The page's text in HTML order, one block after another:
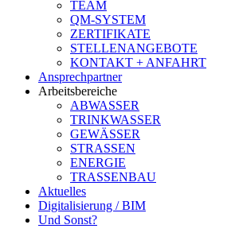
TEAM
QM-SYSTEM
ZERTIFIKATE
STELLENANGEBOTE
KONTAKT + ANFAHRT
Ansprechpartner
Arbeitsbereiche
ABWASSER
TRINKWASSER
GEWÄSSER
STRASSEN
ENERGIE
TRASSENBAU
Aktuelles
Digitalisierung / BIM
Und Sonst?